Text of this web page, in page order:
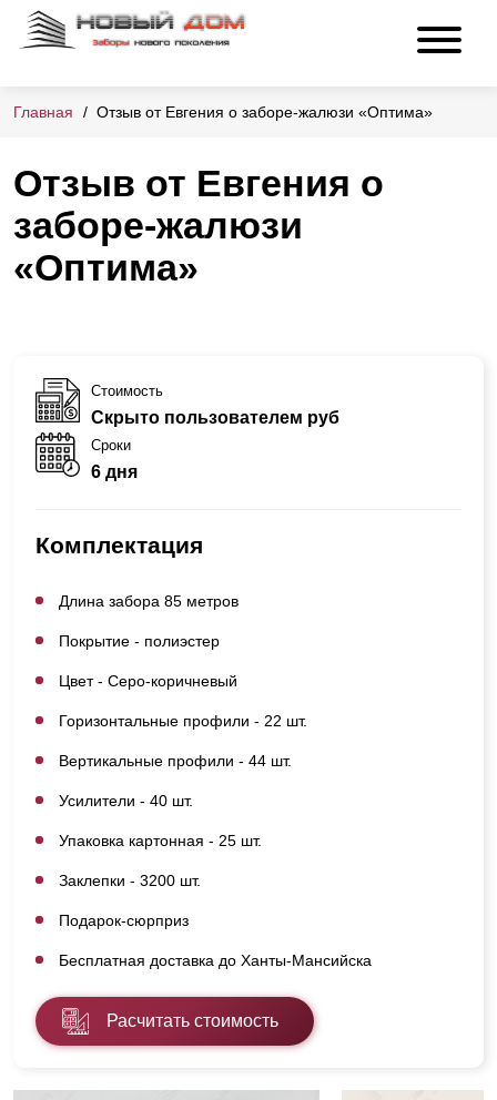
Главная Отзыв от Евгения о заборе-жалюзи «Оптима»
Отзыв от Евгения о
заборе-жалюзи
«Оптима»
Стоимость
Скрыто пользователем руб
Сроки
6 дня
Комплектация
Длина забора 85 метров
Покрытие - полиэстер
Цвет - Серо-коричневый
Горизонтальные профили - 22 шт.
Вертикальные профили - 44 шт.
Усилители - 40 шт.
Упаковка картонная - 25 шт.
Заклепки - 3200 шт.
Подарок-сюрприз
Бесплатная доставка до Ханты-Мансийска
Расчитать стоимость